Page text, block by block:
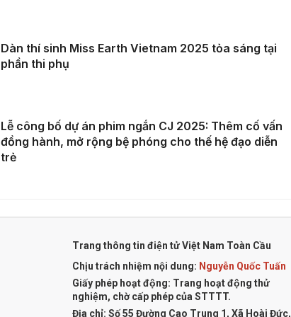
Dàn thí sinh Miss Earth Vietnam 2025 tỏa sáng tại
phần thi phụ
Lễ công bố dự án phim ngắn CJ 2025: Thêm cố vấn
đồng hành, mở rộng bệ phóng cho thế hệ đạo diễn
trẻ
Trang thông tin điện tử Việt Nam Toàn Cầu
Chịu trách nhiệm nội dung: Nguyễn Quốc Tuấn
Giấy phép hoạt động: Trang hoạt động thử
nghiệm, chờ cấp phép của STTTT.
Địa chỉ: Số 55 Đường Cao Trung 1, Xã Hoài Đức,